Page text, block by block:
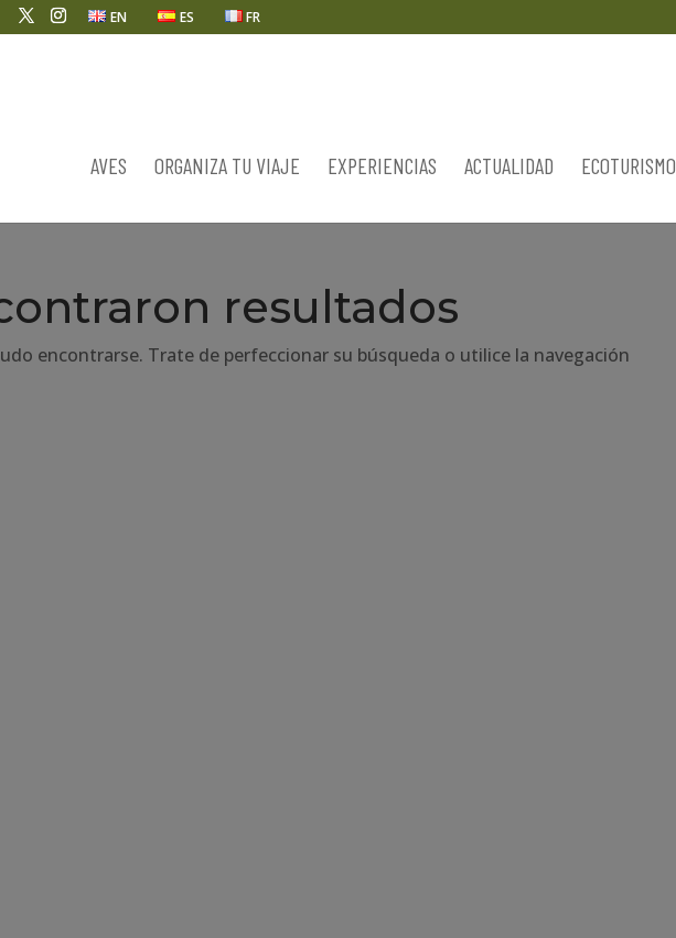
EN ES FR
AVES ORGANIZA TU VIAJE EXPERIENCIAS ACTUALIDAD ECOTURISMO
resultados
encontrarse. Trate de perfeccionar su búsqueda o utilice la navegación